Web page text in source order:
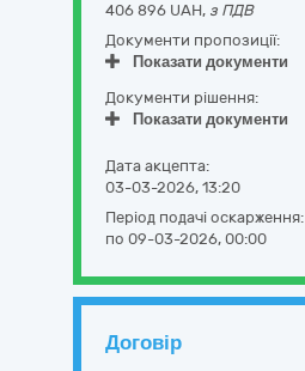
406 896 UAH, з ПДВ
Документи пропозиції:
Показати документи
Документи рішення:
Показати документи
Дата акцепта:
03-03-2026, 13:20
Період подачі оскарження:
по 09-03-2026, 00:00
Договір